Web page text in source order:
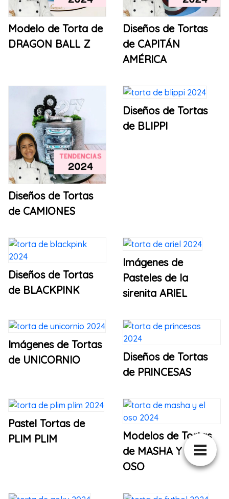
Modelo de Torta de
DRAGON BALL Z
Diseños de Tortas
de CAPITÁN
AMÉRICA
Diseños de Tortas
de CAMIONES
Diseños de Tortas
de BLIPPI
Diseños de Tortas
de BLACKPINK
Imágenes de
Pasteles de la
sirenita ARIEL
Imágenes de Tortas
de UNICORNIO
Diseños de Tortas
de PRINCESAS
Pastel Tortas de
PLIM PLIM
Modelos de Tortas
de MASHA Y EL
OSO